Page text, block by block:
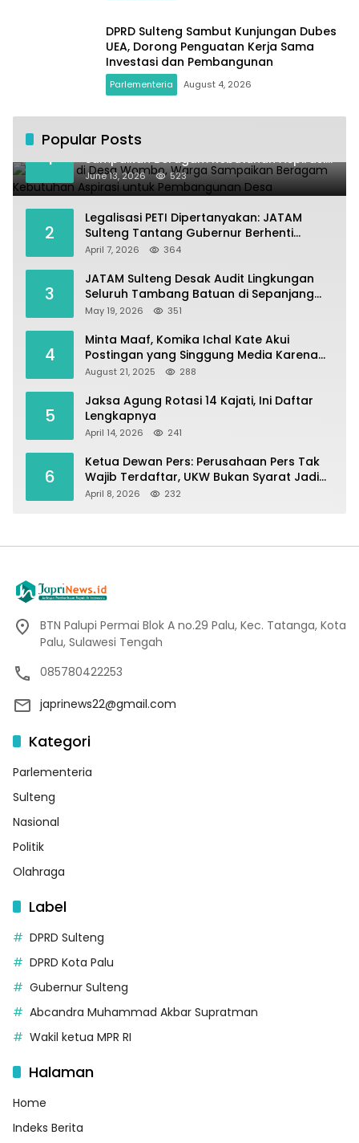
DPRD Sulteng Sambut Kunjungan Dubes
UEA, Dorong Penguatan Kerja Sama
Investasi dan Pembangunan
Parlementeria August 4, 2026
Popular Posts
1
Kundapil di Desa Wombo, Warga
Sampaikan Beragam Kebutuhan Aspirasi
untuk Pembangunan Desa
June 13, 2026 523
2
Legalisasi PETI Dipertanyakan: JATAM
Sulteng Tantang Gubernur Berhenti
Andalkan Tambang dan Selamatkan
April 7, 2026 364
3
JATAM Sulteng Desak Audit Lingkungan
Seluruh Tambang Batuan di Sepanjang
Pesisir Palu–Donggala
May 19, 2026 351
4
Minta Maaf, Komika Ichal Kate Akui
Postingan yang Singgung Media Karena
Emosi
August 21, 2025 288
5
Jaksa Agung Rotasi 14 Kajati, Ini Daftar
Lengkapnya
April 14, 2026 241
6
Ketua Dewan Pers: Perusahaan Pers Tak
Wajib Terdaftar, UKW Bukan Syarat Jadi
Wartawan
April 8, 2026 232
BTN Palupi Permai Blok A no.29 Palu, Kec. Tatanga, Kota
Palu, Sulawesi Tengah
085780422253
japrinews22@gmail.com
Kategori
Parlementeria
Sulteng
Nasional
Politik
Olahraga
Label
DPRD Sulteng
DPRD Kota Palu
Gubernur Sulteng
Abcandra Muhammad Akbar Supratman
Wakil ketua MPR RI
Halaman
Home
Indeks Berita